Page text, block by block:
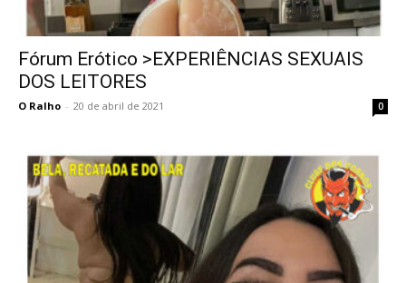
Fórum Erótico >EXPERIÊNCIAS SEXUAIS
DOS LEITORES
O Ralho - 20 de abril de 2021 0